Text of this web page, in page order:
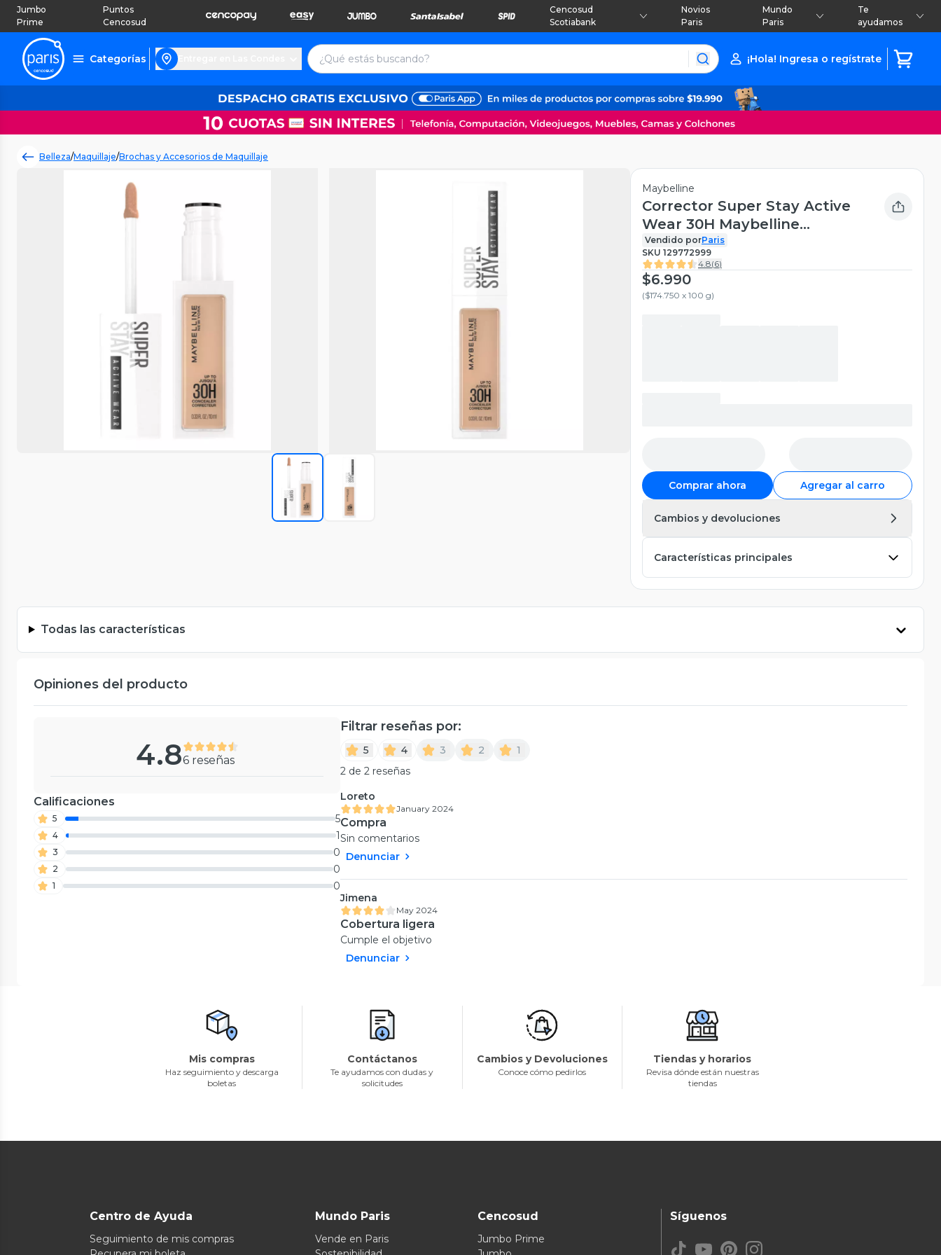
Jumbo
Prime
Puntos
Cencosud
Cencosud
Scotiabank
Novios
Paris
Mundo
Paris
Te
ayudamos
Categorías ¡Hola! Ingresa o regístrate
Belleza/Maquillaje/Brochas y Accesorios de Maquillaje
Maybelline
Corrector Super Stay Active
Wear 30H Maybelline
Medium 4.1 g
Vendido porParis
SKU 129772999
4.8(6)
$6.990
($174.750 x 100 g)
Comprar ahora Agregar al carro
Cambios y devoluciones
Características principales
Todas las características
Opiniones del producto
4.86 reseñas
Calificaciones
5 5
4 1
3 0
2 0
1 0
Filtrar reseñas por:
5 4 3 2
1
2 de 2 reseñas
Loreto
January 2024
Compra
Sin comentarios
Denunciar
Jimena
May 2024
Cobertura ligera
Cumple el objetivo
Denunciar
Mis compras
Haz seguimiento y descarga
boletas
Contáctanos
Te ayudamos con dudas y
solicitudes
Cambios y Devoluciones
Conoce cómo pedirlos
Tiendas y horarios
Revisa dónde están nuestras
tiendas
Centro de Ayuda
Seguimiento de mis compras
Mundo Paris
Vende en Paris
Cencosud
Jumbo Prime
Síguenos